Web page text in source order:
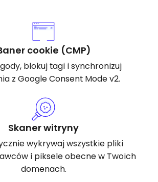
cookie (CMP)
blokuj tagi i synchronizuj
z Google Consent Mode v2.
Skaner witryny
wykrywaj wszystkie pliki
i piksele obecne w Twoich
domenach.